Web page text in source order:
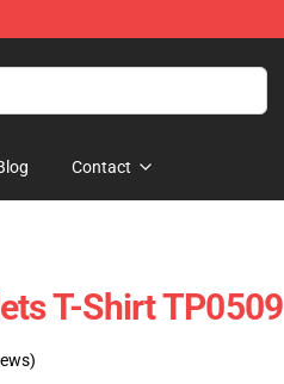
Contact
T-Shirt TP0509